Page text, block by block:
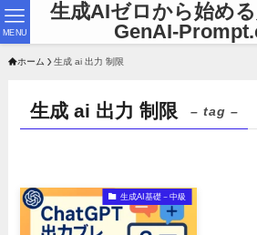
生成AIゼロから始め
GenAI-
MENU
ホーム 生成 ai 出力 制限
生成 ai 出力 制限 – tag –
生成AI基礎－中級